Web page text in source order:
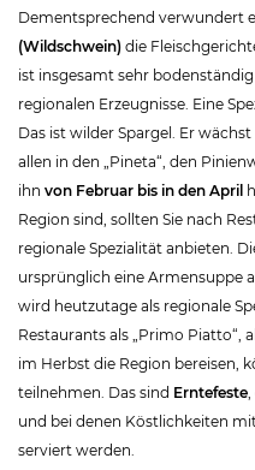
Dementsprechend verwundert
(Wildschwein) die
ist insgesamt sehr
regionalen Erzeugnisse. Eine
Das ist wilder Spargel. Er
allen in den „Pineta“, den
ihn von Februar bis in den April
Region sind, sollten Sie nach
regionale Spezialität anbieten.
ursprünglich eine Armensuppe
wird heutzutage als regionale
Restaurants als „Primo Piatto“,
im Herbst die Region bereisen,
teilnehmen. Das sind Erntefeste,
und bei denen Köstlichkeiten
serviert werden.